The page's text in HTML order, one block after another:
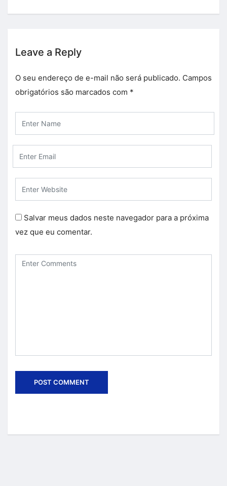
Leave a Reply
O seu endereço de e-mail não será publicado. Campos
obrigatórios são marcados com *
Salvar meus dados neste navegador para a próxima
vez que eu comentar.